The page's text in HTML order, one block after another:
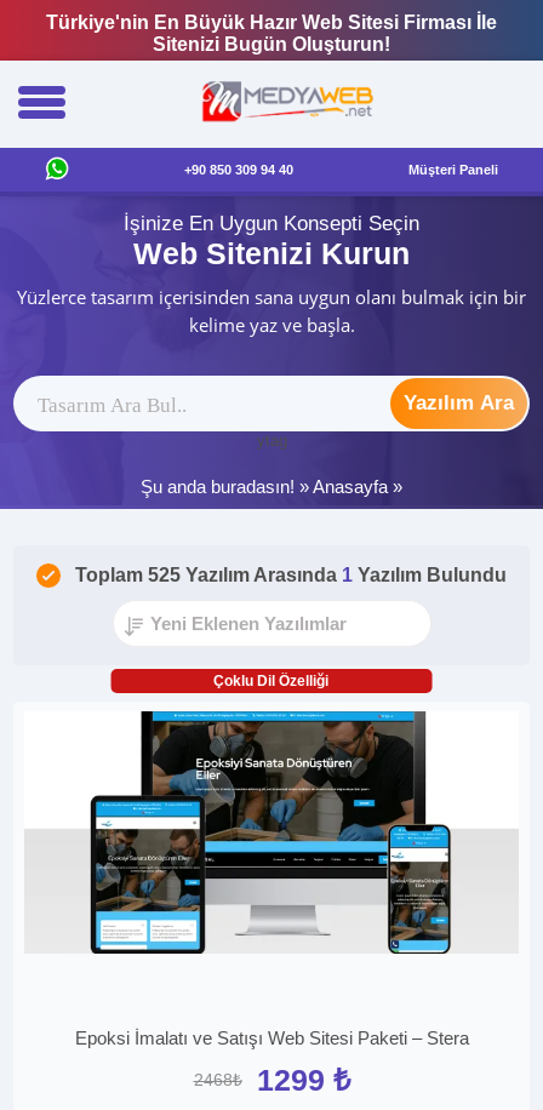
Türkiye'nin En Büyük Hazır Web Sitesi Firması İle
Sitenizi Bugün Oluşturun!
+90 850 309 94 40 Müşteri Paneli
İşinize En Uygun Konsepti Seçin
Web Sitenizi Kurun
Yüzlerce tasarım içerisinden sana uygun olanı bulmak için bir
kelime yaz ve başla.
Yazılım Ara
ytag
Şu anda buradasın! »Anasayfa »
Toplam 525 Yazılım Arasında 1 Yazılım Bulundu
Çoklu Dil Özelliği
Epoksi İmalatı ve Satışı Web Sitesi Paketi – Stera
2468₺ 1299 ₺